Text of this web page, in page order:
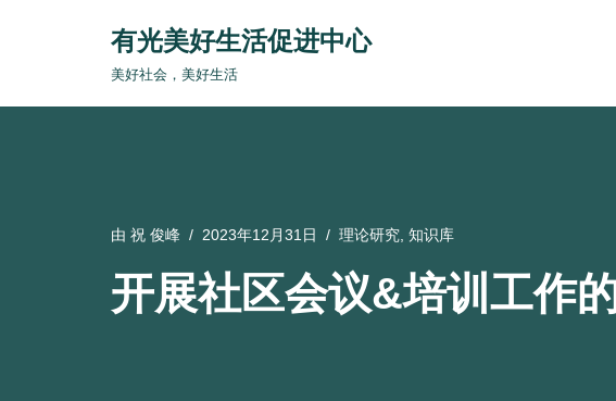
有光美好生活促进中心
美好社会，美好生活
由 祝 俊峰 2023年12月31日 理论研究 知识库
开展社区会议&培训工作